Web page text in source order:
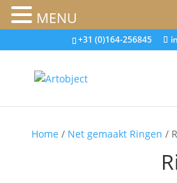
+31 (0)164-256845
Home / Net gemaakt Ringen /
MENU